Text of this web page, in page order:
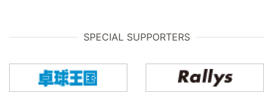
SPECIAL SUPPORTERS